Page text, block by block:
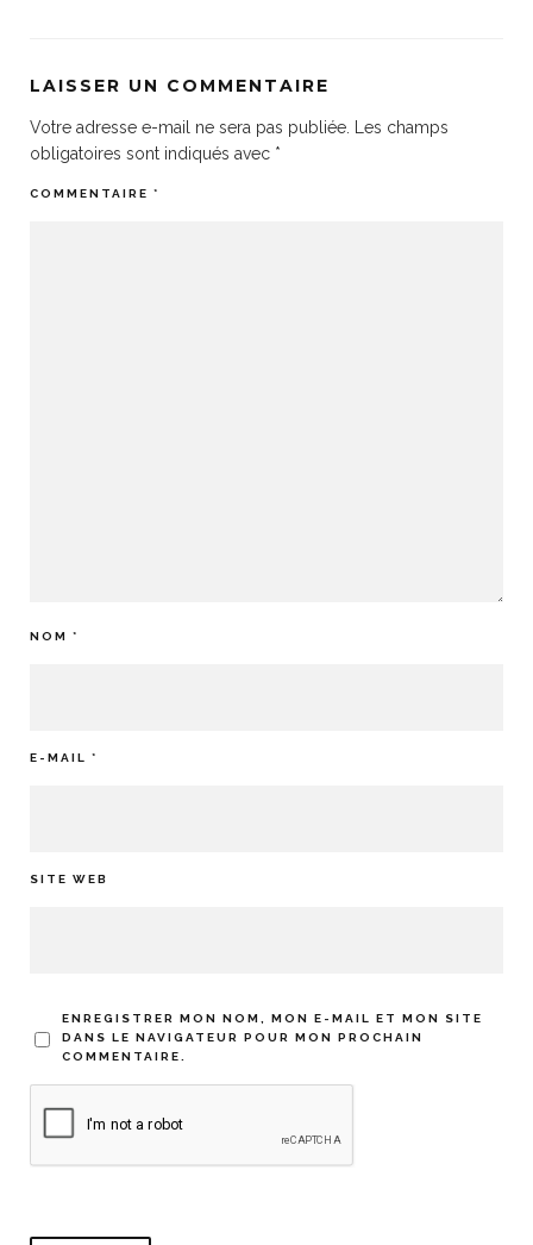
LAISSER UN COMMENTAIRE
Votre adresse e-mail ne sera pas publiée.
Les champs
obligatoires sont indiqués avec *
COMMENTAIRE *
NOM *
E-MAIL *
SITE WEB
ENREGISTRER MON NOM, MON E-MAIL ET MON SITE
DANS LE NAVIGATEUR POUR MON PROCHAIN
COMMENTAIRE.